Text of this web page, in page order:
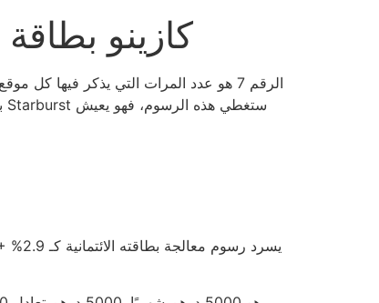
كازينو
الرقم 7 هو عدد المرات التي يذكر